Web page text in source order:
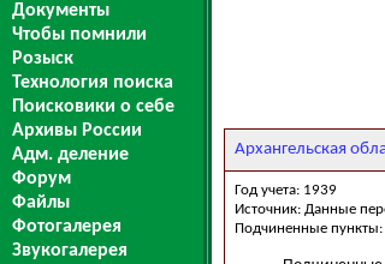
Документы
Чтобы помнили
Розыск
Технология поиска
Поисковики о себе
Архивы России
Адм. деление
Форум
Файлы
Фотогалерея
Звукогалерея
Архангельская
Год учета: 1939
Источник: Данные
Подчиненные пункты: